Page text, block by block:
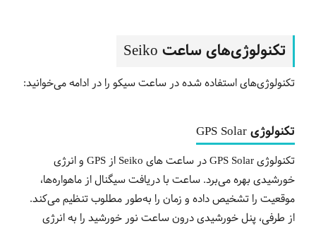
تکنولوژی‌های ساعت‌ Seiko
تکنولوژی‌های استفاده شده در ساعت‌ سیکو را در ادامه می‌خوانید:
تکنولوژی GPS Solar
تکنولوژی GPS Solar در ساعت های Seiko از GPS و انرژی
خورشیدی بهره می‌برد. ساعت با دریافت سیگنال از ماهواره‌ها،
موقعیت را تشخیص داده و زمان را به‌طور مطلوب تنظیم می‌کند.
از طرفی، پنل خورشیدی درون ساعت نور خورشید را به انرژی